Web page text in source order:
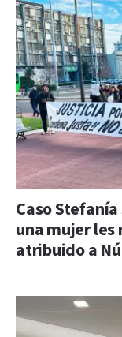
Caso
una mujer
atribuido a